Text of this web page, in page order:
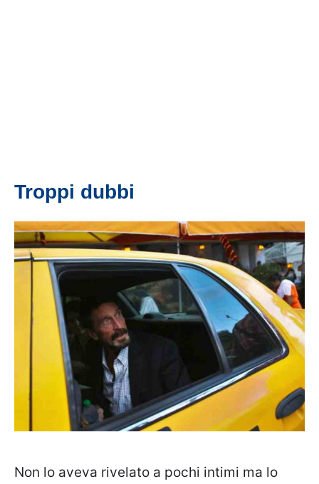
Troppi dubbi
Non lo aveva rivelato a pochi intimi ma lo